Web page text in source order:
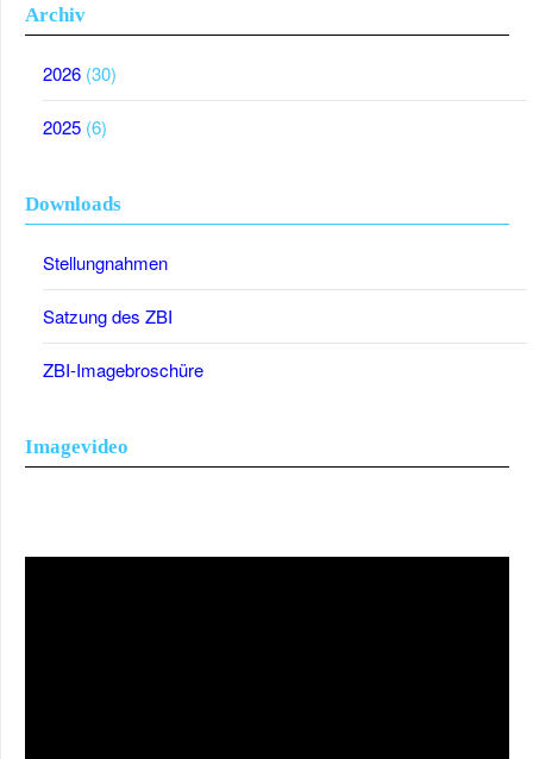
Archiv
2026 (30)
2025 (6)
Downloads
Stellungnahmen
Satzung des ZBI
ZBI-Imagebroschüre
Imagevideo